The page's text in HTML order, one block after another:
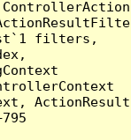
filters,
ActionResult